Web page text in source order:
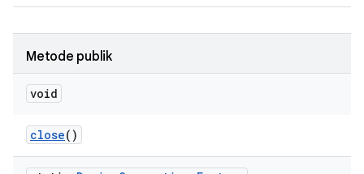
Metode publik
void
close()